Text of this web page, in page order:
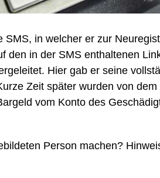
in welcher er zur
den in der SMS enthaltenen
Hier gab er seine
Zeit später wurden von dem
vom Konto des
Person machen?